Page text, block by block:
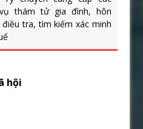
thám tử gia đình, hôn
điều tra, tìm kiếm xác minh
hội